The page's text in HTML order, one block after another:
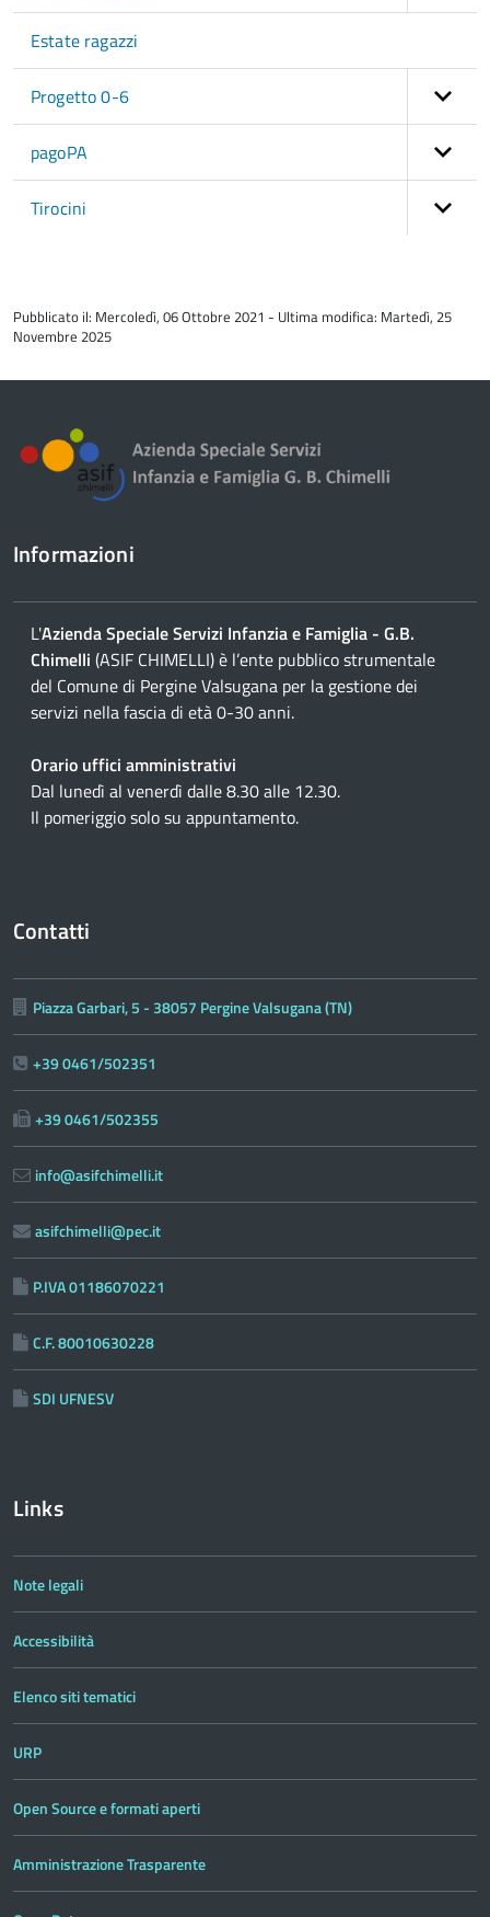
Estate ragazzi
Progetto 0-6
pagoPA
Tirocini
del
contenuto
Pubblicato il: Mercoledì, 06 Ottobre 2021 - Ultima modifica: Martedì, 25
Novembre 2025
Informazioni
L'Azienda Speciale Servizi Infanzia e Famiglia - G.B.
Chimelli (ASIF CHIMELLI) è l’ente pubblico strumentale
del Comune di Pergine Valsugana per la gestione dei
servizi nella fascia di età 0-30 anni.
Orario uffici amministrativi
Dal lunedì al venerdì dalle 8.30 alle 12.30.
Il pomeriggio solo su appuntamento.
Contatti
Piazza Garbari, 5 - 38057 Pergine Valsugana (TN)
+39 0461/502351
+39 0461/502355
info@asifchimelli.it
asifchimelli@pec.it
P.IVA 01186070221
C.F. 80010630228
SDI UFNESV
Links
Note legali
Accessibilità
Elenco siti tematici
URP
Open Source e formati aperti
Amministrazione Trasparente